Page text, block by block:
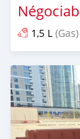
1,5 L (Gas)
Publié il y a 8